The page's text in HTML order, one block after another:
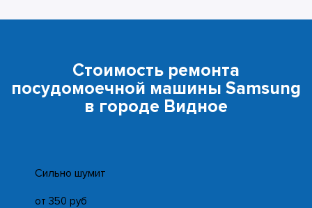
Стоимость ремонта
посудомоечной машины Samsung
в городе Видное
Cильно шумит
от 350 руб